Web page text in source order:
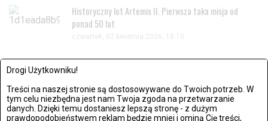
Drogi Użytkowniku!
Treści na naszej stronie są dostosowywane do Twoich potrzeb. W
tym celu niezbędna jest nam Twoja zgoda na przetwarzanie
danych. Dzięki temu dostaniesz lepszą stronę - z dużym
prawdopodobieństwem reklam będzie mniej i ominą Cię treści,
Historyczny lot Artemis II. Pierwsza taka misja od
ponad 50 lat
czwartek, 02 kwietnia 2026, 18:10
Reputacja pod kontrolą - jak działa nowoczesny
monitoring marki?
piątek, 27 lutego 2026, 14:57